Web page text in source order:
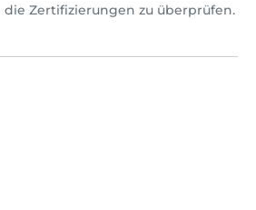
Zertifizierungen zu überprüfen.